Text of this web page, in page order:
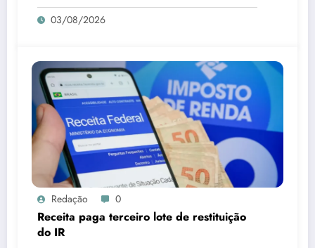
03/08/2026
Redação 0
Receita paga terceiro lote de restituição
do IR